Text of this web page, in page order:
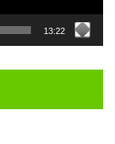
13:22